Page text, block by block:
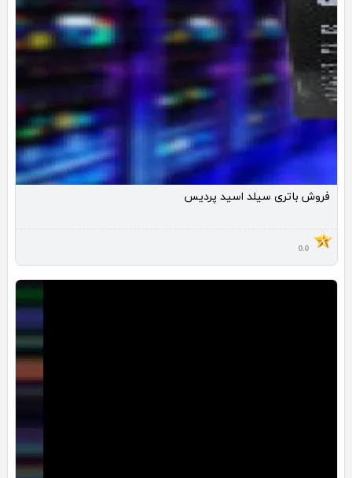
فروش باتری سیلد اسید پردیس
0.0